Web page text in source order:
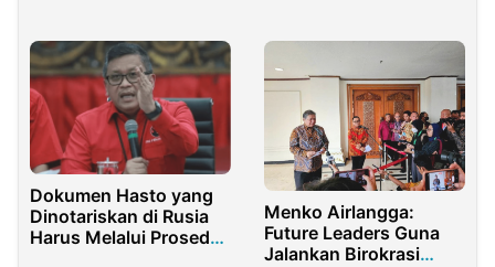
Bisnis Berkelanjutan
Dokumen Hasto yang
Dinotariskan di Rusia
Harus Melalui Prosedur
Menko Airlangga:
Future Leaders Guna
Jalankan Birokrasi